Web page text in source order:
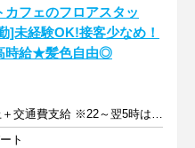
カフェのフロアスタッ
]未経験OK!接客少なめ！
時給★髪色自由◎
時給1150円以上＋交通費支給 ※22～翌5時は時給1438円
ト